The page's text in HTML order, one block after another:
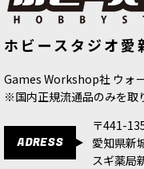
[ 48-74]
1点
ゲーム「ウ
タデルミニ
マリーン：
いたミニ
ター・ガーズマン・スカッド [
107]
7,500
(税込)
ホビースタジオ愛
Games Workshop社 ウォ
※国内正規流通品のみを取
ADRESS
〒441-
愛知県新
スギ薬局